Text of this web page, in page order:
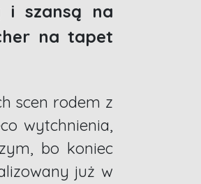
i szansą na
na tapet
scen rodem z
wytchnienia,
bo koniec
już w